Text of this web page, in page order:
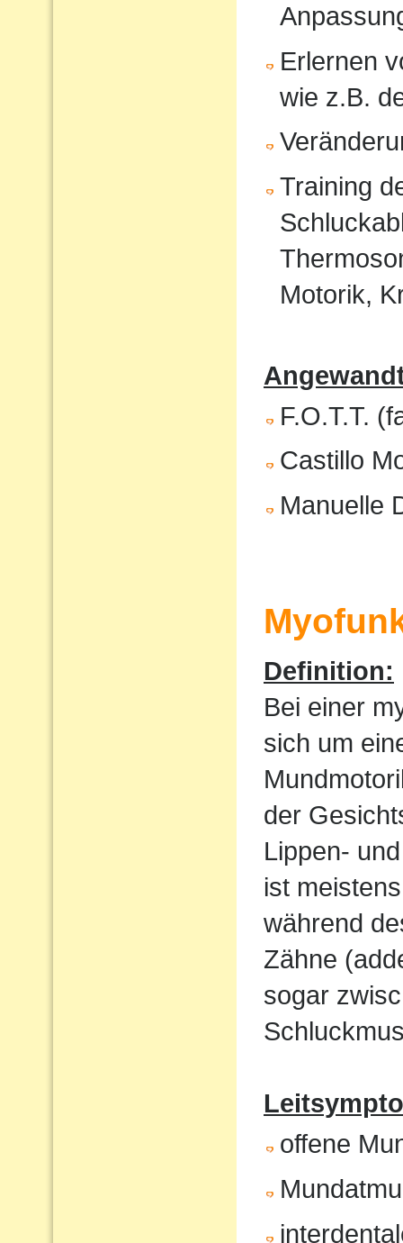
Erlernen
wie z.B.
Training
Motorik,
F.O.T.T.
Castillo
Manuelle
Definition:
Bei einer
sich um
der
Lippen-
ist
während
Zähne
sogar
offene